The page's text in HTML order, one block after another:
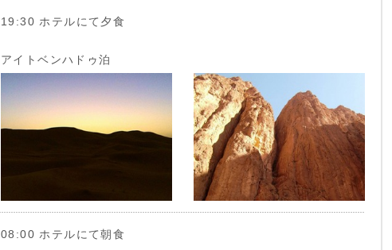
19:30 ホテルにて夕食
アイトベンハドゥ泊
08:00 ホテルにて朝食